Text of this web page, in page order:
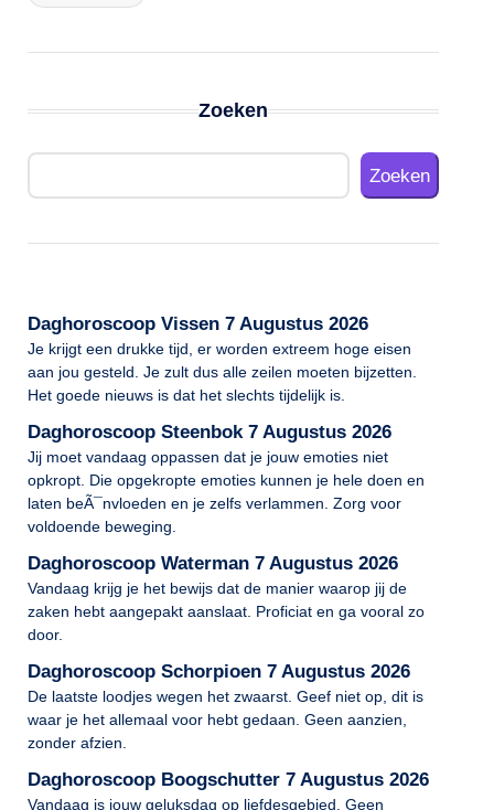
Zoeken
Zoeken
Daghoroscoop Vissen 7 Augustus 2026
Je krijgt een drukke tijd, er worden extreem hoge eisen
aan jou gesteld. Je zult dus alle zeilen moeten bijzetten.
Het goede nieuws is dat het slechts tijdelijk is.
Daghoroscoop Steenbok 7 Augustus 2026
Jij moet vandaag oppassen dat je jouw emoties niet
opkropt. Die opgekropte emoties kunnen je hele doen en
laten beÃ¯nvloeden en je zelfs verlammen. Zorg voor
voldoende beweging.
Daghoroscoop Waterman 7 Augustus 2026
Vandaag krijg je het bewijs dat de manier waarop jij de
zaken hebt aangepakt aanslaat. Proficiat en ga vooral zo
door.
Daghoroscoop Schorpioen 7 Augustus 2026
De laatste loodjes wegen het zwaarst. Geef niet op, dit is
waar je het allemaal voor hebt gedaan. Geen aanzien,
zonder afzien.
Daghoroscoop Boogschutter 7 Augustus 2026
Vandaag is jouw geluksdag op liefdesgebied. Geen